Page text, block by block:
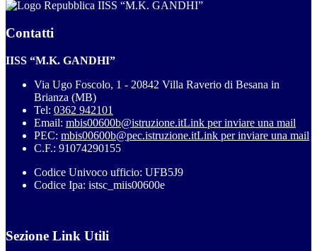
IISS “M.K. GANDHI”
Contatti
IISS “M.K. GANDHI”
Via Ugo Foscolo, 1 - 20842 Villa Raverio di Besana in
Brianza (MB)
Tel: 0362 942101
Email: mbis00600b@istruzione.itLink per inviare una mail
PEC: mbis00600b@pec.istruzione.itLink per inviare una mail
C.F.: 91074290155
Codice Univoco ufficio: UFB5J9
Codice Ipa: istsc_miis00600e
Sezione Link Utili